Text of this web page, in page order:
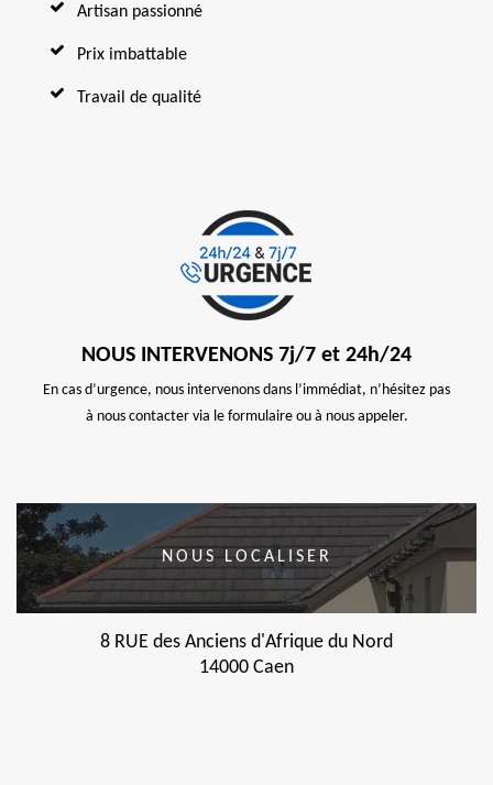
Artisan passionné
Prix imbattable
Travail de qualité
NOUS INTERVENONS 7j/7 et 24h/24
En cas d’urgence, nous intervenons dans l’immédiat, n’hésitez pas
à nous contacter via le formulaire ou à nous appeler.
NOUS LOCALISER
8 RUE des Anciens d'Afrique du Nord
14000 Caen